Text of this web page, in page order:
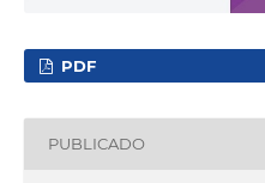
PDF
PUBLICADO